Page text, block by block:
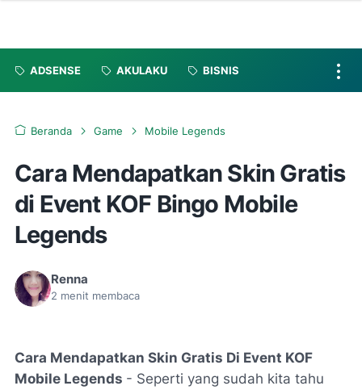
ADSENSE AKULAKU BISNIS
Beranda Game Mobile Legends
Cara Mendapatkan Skin Gratis
di Event KOF Bingo Mobile
Legends
Renna
2 menit membaca
Cara Mendapatkan Skin Gratis Di Event KOF
Mobile Legends - Seperti yang sudah kita tahu